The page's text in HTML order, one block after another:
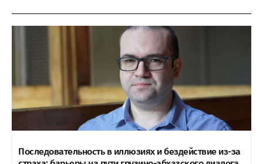
Последовательность в иллюзиях и бездействие из-за